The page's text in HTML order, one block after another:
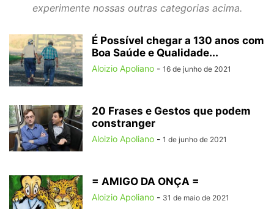
experimente nossas outras categorias acima.
É Possível chegar a 130 anos com
Boa Saúde e Qualidade...
Aloizio Apoliano - 16 de junho de 2021
20 Frases e Gestos que podem
constranger
Aloizio Apoliano - 1 de junho de 2021
= AMIGO DA ONÇA =
Aloizio Apoliano - 31 de maio de 2021